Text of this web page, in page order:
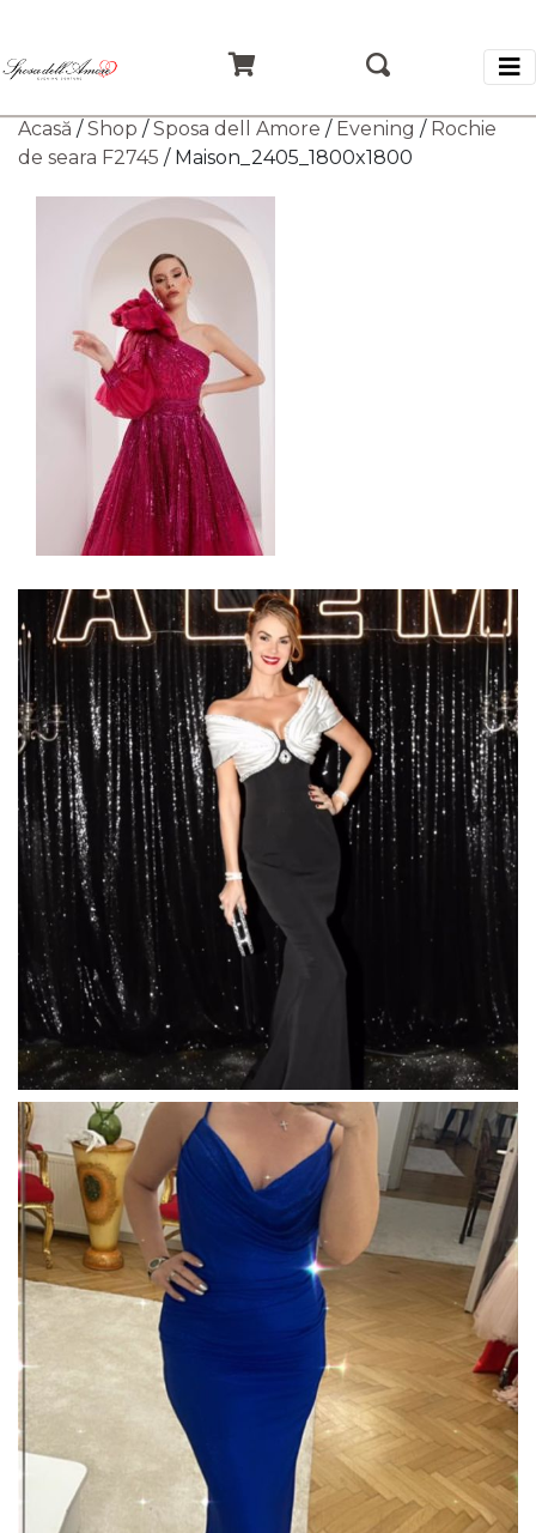
Acasă /Shop /Sposa dell Amore / Evening / Rochie
de seara F2745 / Maison_2405_1800x1800